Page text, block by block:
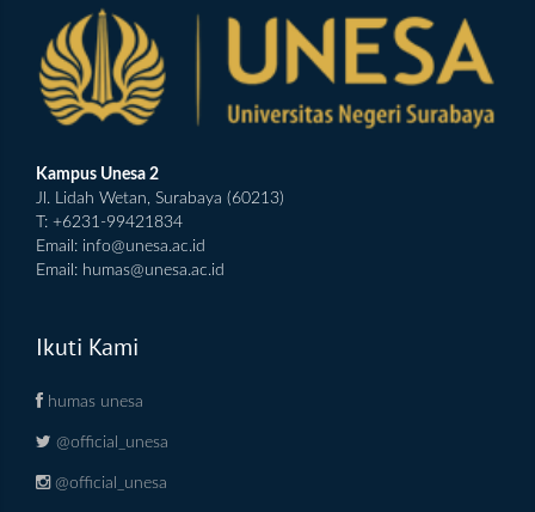
Kampus Unesa 2
Jl. Lidah Wetan, Surabaya (60213)
T: +6231-99421834
Email: info@unesa.ac.id
Email: humas@unesa.ac.id
Ikuti Kami
humas unesa
@official_unesa
@official_unesa